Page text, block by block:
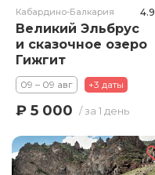
Кабардино-Балкария 4.9
Великий Эльбрус
и сказочное озеро
Гижгит
09 – 09 авг +3 даты
₽ 5 000 / за 1 день